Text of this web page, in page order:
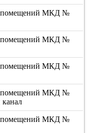
помещений МКД №
помещений МКД №
помещений МКД №
помещений МКД №
помещений МКД №